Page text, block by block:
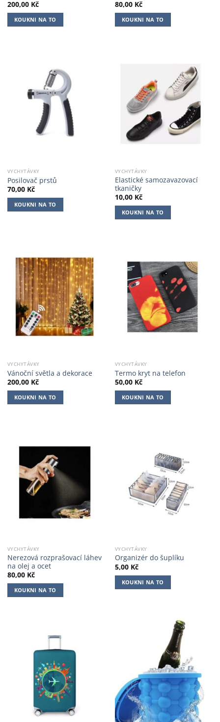
200,00 Kč
KOUKNI NA TO
80,00 Kč
KOUKNI NA TO
VYCHYTÁVKY
Posilovač prstů
70,00 Kč
KOUKNI NA TO
VYCHYTÁVKY
Elastické samozavazovací
tkaničky
10,00 Kč
KOUKNI NA TO
VYCHYTÁVKY
Vánoční světla a dekorace
200,00 Kč
KOUKNI NA TO
VYCHYTÁVKY
Termo kryt na telefon
50,00 Kč
KOUKNI NA TO
VYCHYTÁVKY
Nerezová rozprašovací láhev
na olej a ocet
80,00 Kč
KOUKNI NA TO
VYCHYTÁVKY
Organizér do šuplíku
5,00 Kč
KOUKNI NA TO